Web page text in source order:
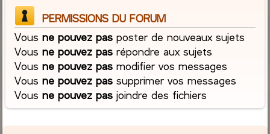
PERMISSIONS DU FORUM
Vousne pouvez pas poster de nouveaux sujets
Vousne pouvez pas répondre aux sujets
Vousne pouvez pas modifier vos messages
Vousne pouvez pas supprimer vos messages
Vousne pouvez pas joindre des fichiers